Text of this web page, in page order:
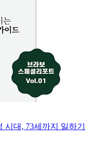
시대, 73세까지 일하기